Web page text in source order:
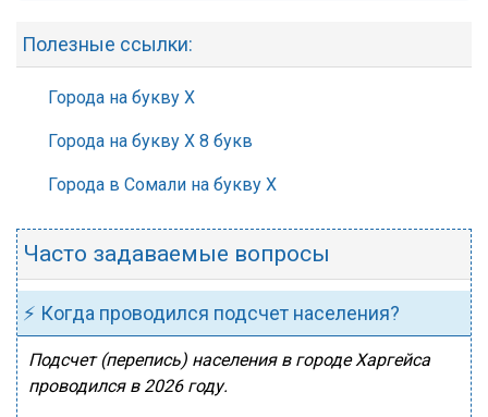
Полезные ссылки:
Города на букву Х
Города на букву Х 8 букв
Города в Сомали на букву Х
Часто задаваемые вопросы
⚡ Когда проводился подсчет населения?
Подсчет (перепись) населения в городе Харгейса
проводился в 2026 году.